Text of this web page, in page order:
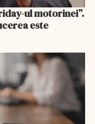
ul motorinei”.
este